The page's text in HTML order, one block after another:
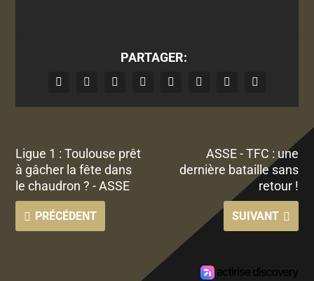
PARTAGER:
Ligue 1 : Toulouse prêt
à gâcher la fête dans
le chaudron ? - ASSE
PRÉCÉDENT
ASSE - TFC : une
dernière bataille sans
retour !
SUIVANT